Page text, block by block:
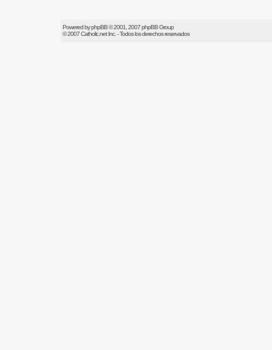
Powered byphpBB© 2001, 2007 phpBB Group
© 2007Catholic.netInc. - Todos los derechos reservados